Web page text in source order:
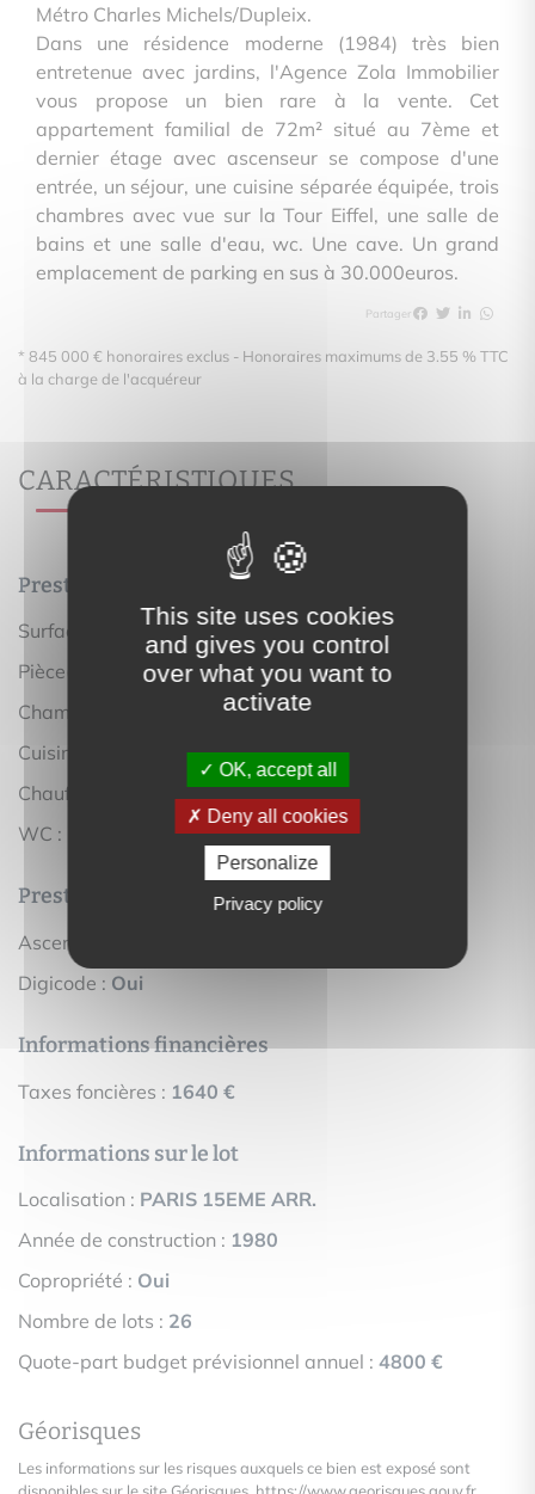
Métro Charles Michels/Dupleix.
Dans une résidence moderne (1984) très bien
entretenue avec jardins, l'Agence Zola Immobilier
vous propose un bien rare à la vente. Cet
appartement familial de 72m² situé au 7ème et
dernier étage avec ascenseur se compose d'une
entrée, un séjour, une cuisine séparée équipée, trois
chambres avec vue sur la Tour Eiffel, une salle de
bains et une salle d'eau, wc. Une cave. Un grand
emplacement de parking en sus à 30.000euros.
Partager
* 845 000 € honoraires exclus - Honoraires maximums de 3.55 % TTC
à la charge de l'acquéreur
CARACTÉRISTIQUES
Prestations intérieures
Surface habitable : 72 m
Pièce(s) :
Chambre(s) :
Cuisine :
séparée équipée
Chauffage :
collectif gaz radiateur
WC :
Prestations extérieures
Ascenseur :
Digicode : Oui
Informations financières
Taxes foncières : 1640 €
Informations sur le lot
Localisation : PARIS 15EME ARR.
Année de construction : 1980
Copropriété : Oui
Nombre de lots : 26
Quote-part budget prévisionnel annuel : 4800 €
Géorisques
Les informations sur les risques auxquels ce bien est exposé sont
This site uses cookies
and gives you control
over what you want to
activate
OK, accept all
Deny all cookies
Personalize
Privacy policy